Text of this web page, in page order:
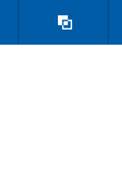
kontrastowa